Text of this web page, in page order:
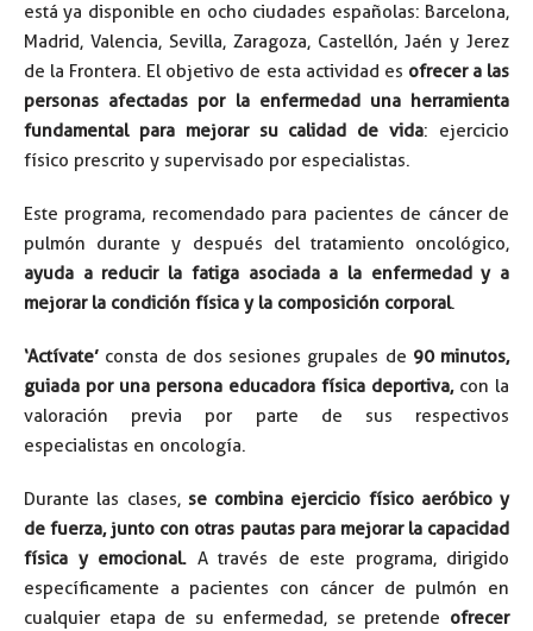
está ya disponible en ocho ciudades españolas: Barcelona,
Madrid, Valencia, Sevilla, Zaragoza, Castellón, Jaén y Jerez
de la Frontera. El objetivo de esta actividad es ofrecer a las
personas afectadas por la enfermedad una herramienta
fundamental para mejorar su calidad de vida: ejercicio
físico prescrito y supervisado por especialistas.
Este programa, recomendado para pacientes de cáncer de
pulmón durante y después del tratamiento oncológico,
ayuda a reducir la fatiga asociada a la enfermedad y a
mejorar la condición física y la composición corporal.
‘Actívate’ consta de dos sesiones grupales de 90 minutos,
guiada por una persona educadora física deportiva, con la
valoración previa por parte de sus respectivos
especialistas en oncología.
Durante las clases, se combina ejercicio físico aeróbico y
de fuerza, junto con otras pautas para mejorar la capacidad
física y emocional. A través de este programa, dirigido
específicamente a pacientes con cáncer de pulmón en
cualquier etapa de su enfermedad, se pretende ofrecer